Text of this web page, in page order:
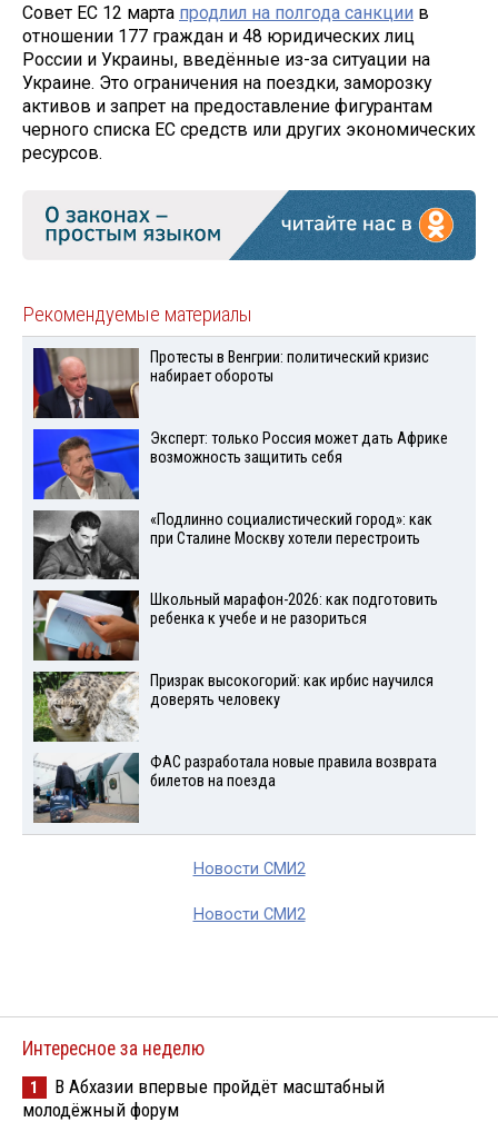
Совет ЕС 12 марта продлил на полгода санкции в
отношении 177 граждан и 48 юридических лиц
России и Украины, введённые из-за ситуации на
Украине. Это ограничения на поездки, заморозку
активов и запрет на предоставление фигурантам
черного списка ЕС средств или других экономических
ресурсов.
Рекомендуемые материалы
Протесты в Венгрии: политический кризис
набирает обороты
Эксперт: только Россия может дать Африке
возможность защитить себя
«Подлинно социалистический город»: как
при Сталине Москву хотели перестроить
Школьный марафон-2026: как подготовить
ребенка к учебе и не разориться
Призрак высокогорий: как ирбис научился
доверять человеку
ФАС разработала новые правила возврата
билетов на поезда
Новости СМИ2
Новости СМИ2
Интересное за неделю
1
В Абхазии впервые пройдёт масштабный
молодёжный форум